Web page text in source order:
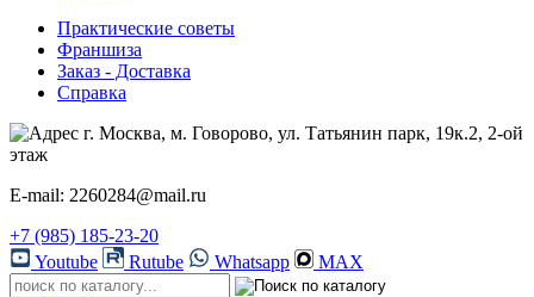
Практические советы
Франшиза
Заказ - Доставка
Справка
г. Москва, м. Говорово, ул. Татьянин парк, 19к.2, 2-ой
этаж
E-mail: 2260284@mail.ru
+7 (985) 185-23-20
Youtube
Rutube Whatsapp MAX